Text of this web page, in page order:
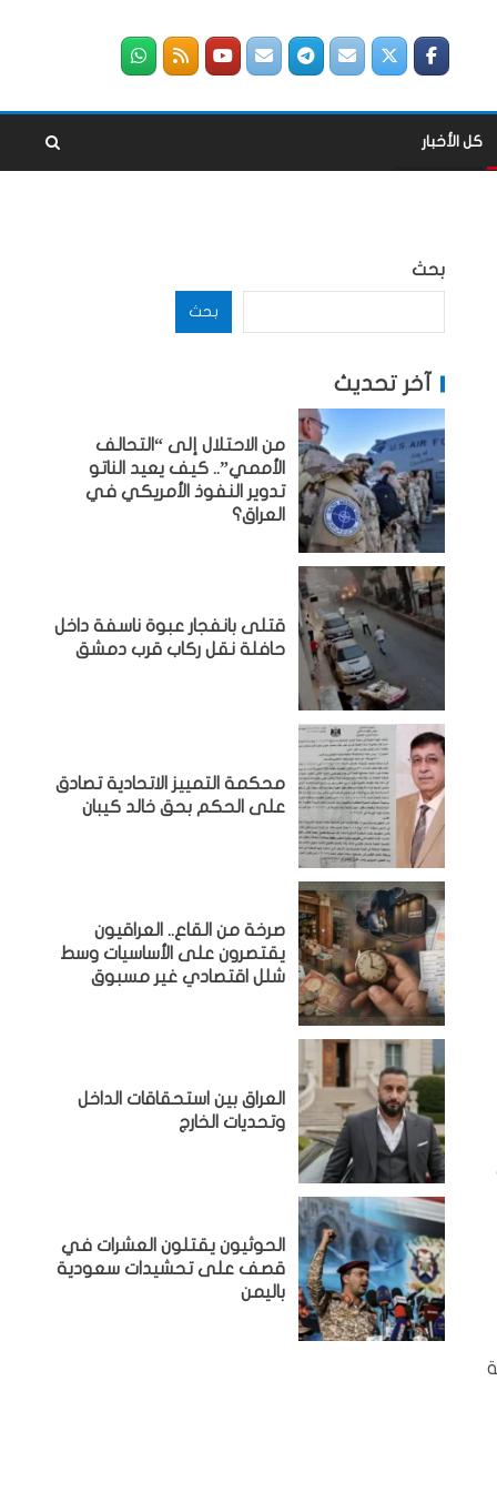
كل الأخبار
بحث
بحث
آخر تحديث
من الاحتلال إلى “التحالف
الأممي”.. كيف يعيد الناتو
تدوير النفوذ الأمريكي في
العراق؟
قتلى بانفجار عبوة ناسفة داخل
حافلة نقل ركاب قرب دمشق
محكمة التمييز الاتحادية تصادق
على الحكم بحق خالد كيبان
صرخة من القاع.. العراقيون
يقتصرون على الأساسيات وسط
شلل اقتصادي غير مسبوق
‏العراق بين استحقاقات الداخل
وتحديات الخارج
الحوثيون يقتلون العشرات في
قصف على تحشيدات سعودية
باليمن